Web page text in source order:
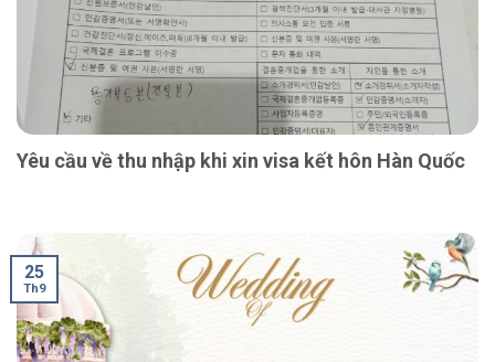
Yêu cầu về thu nhập khi xin visa kết hôn Hàn Quốc
25
Th9